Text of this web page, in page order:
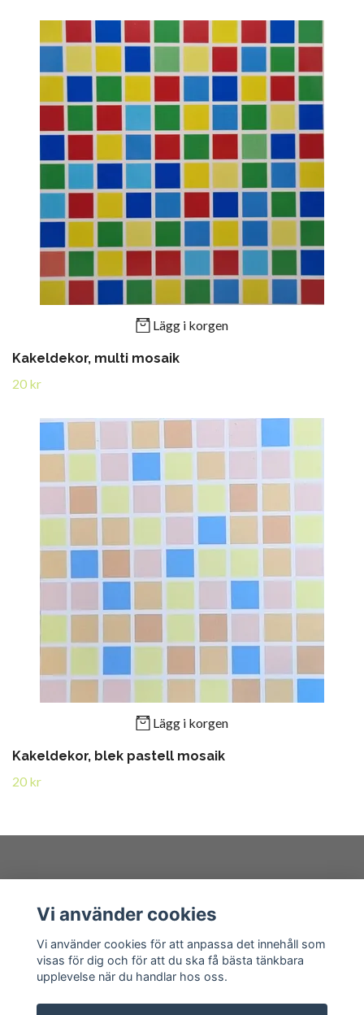
Lägg i korgen
Kakeldekor, multi mosaik
20 kr
Lägg i korgen
Kakeldekor, blek pastell mosaik
20 kr
Läs mer
Vi använder cookies
Vi använder cookies för att anpassa det innehåll som
visas för dig och för att du ska få bästa tänkbara
upplevelse när du handlar hos oss.